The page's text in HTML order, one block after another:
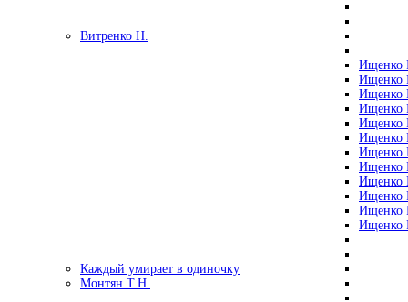
Витренко Н.
Ищенко
Ищенко
Ищенко
Ищенко
Ищенко
Ищенко
Ищенко
Ищенко
Ищенко
Ищенко
Ищенко
Ищенко
Каждый умирает в одиночку
Монтян Т.Н.